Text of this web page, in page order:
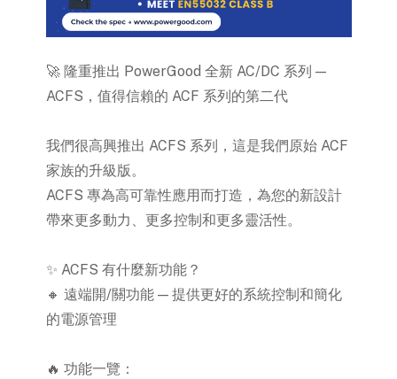
🚀 隆重推出 PowerGood 全新 AC/DC 系列 —
ACFS，值得信賴的 ACF 系列的第二代
我們很高興推出 ACFS 系列，這是我們原始 ACF
家族的升級版。
ACFS 專為高可靠性應用而打造，為您的新設計
帶來更多動力、更多控制和更多靈活性。
✨ ACFS 有什麼新功能？
🔸 遠端開/關功能 — 提供更好的系統控制和簡化
的電源管理
🔥 功能一覽：